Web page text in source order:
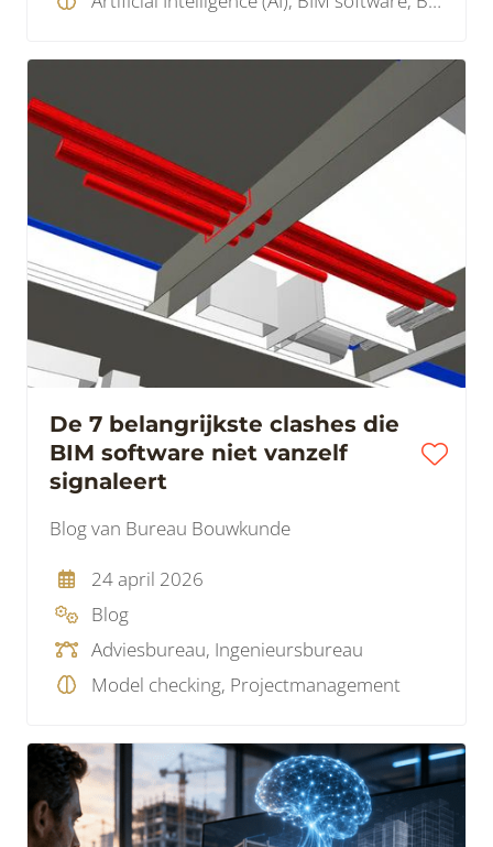
De 7 belangrijkste clashes die
BIM software niet vanzelf
signaleert
Blog van Bureau Bouwkunde
24 april 2026
Blog
Adviesbureau, Ingenieursbureau
Model checking, Projectmanagement